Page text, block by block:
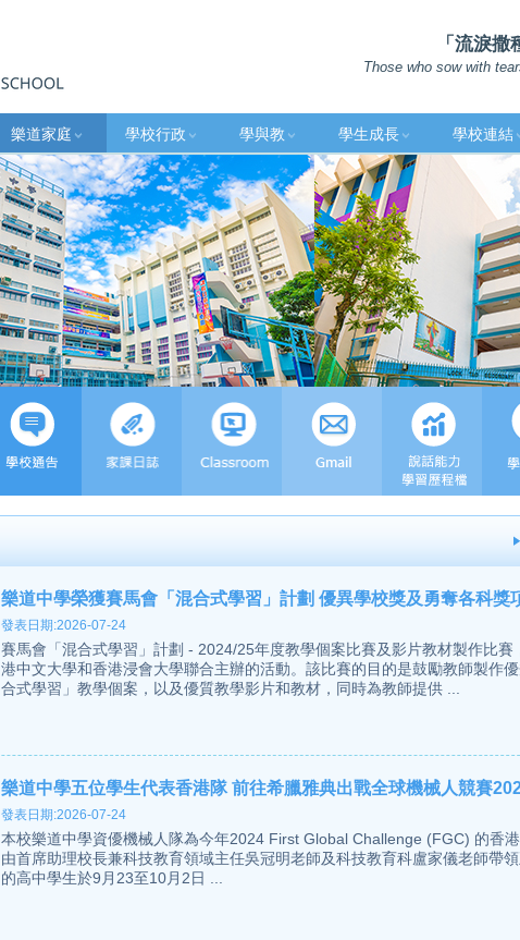
「流淚
Those who sow with
樂道家庭 學校行政 學與教 學生成長 學校連結
樂道中學榮獲賽馬會「混合式學習」計劃 優異學校獎及勇奪各科獎
發表日期:2026-07-24
賽馬會「混合式學習」計劃 - 2024/25年度教學個案比賽及影片教材製作比賽
港中文大學和香港浸會大學聯合主辦的活動。該比賽的目的是鼓勵教師製作
合式學習」教學個案，以及優質教學影片和教材，同時為教師提供 ...
樂道中學五位學生代表香港隊 前往希臘雅典出戰全球機械人競賽
發表日期:2026-07-24
本校樂道中學資優機械人隊為今年2024 First Global Challenge (FGC) 的香港
由首席助理校長兼科技教育領域主任吳冠明老師及科技教育科盧家儀老師帶
的高中學生於9月23至10月2日 ...